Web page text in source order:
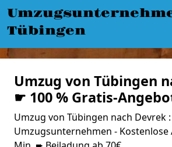
Tübingen
Umzug von Tübingen
☛ 100 % Gratis-
Umzug von Tübingen nach Devrek
Umzugsunternehmen - Kostenlose